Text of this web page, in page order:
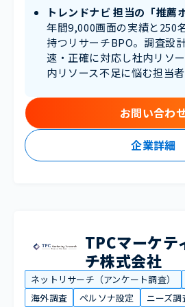
トレンドナビ 担当の「推薦
年間9,000画面の実績と250
持つリサーチBPO。調査設
速・正確に対応し社内リソ
内リソース不足に悩む担当者
企業詳細
お問い合わ
TPCマーケテ
チ株式会社
ネットリサーチ（アンケート調査）
海外調査
ペルソナ設定 ニーズ調